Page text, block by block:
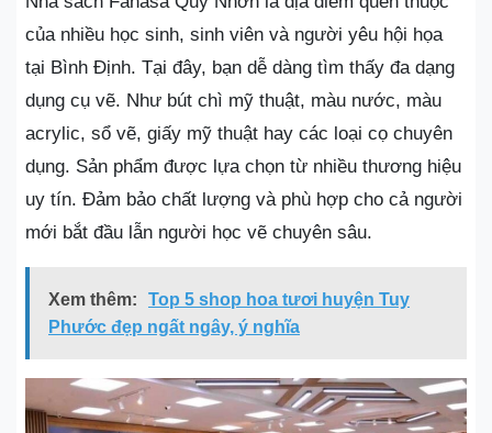
của nhiều học sinh, sinh viên và người yêu hội họa
tại Bình Định. Tại đây, bạn dễ dàng tìm thấy đa dạng
dụng cụ vẽ. Như bút chì mỹ thuật, màu nước, màu
acrylic, sổ vẽ, giấy mỹ thuật hay các loại cọ chuyên
dụng. Sản phẩm được lựa chọn từ nhiều thương hiệu
uy tín. Đảm bảo chất lượng và phù hợp cho cả người
mới bắt đầu lẫn người học vẽ chuyên sâu.
Xem thêm:
Top 5 shop hoa tươi huyện Tuy
Phước đẹp ngất ngây, ý nghĩa